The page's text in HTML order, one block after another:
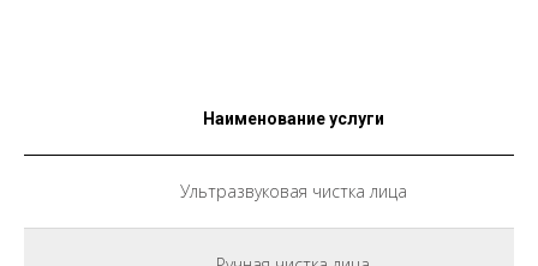
Наименование услуги
Ультразвуковая чистка лица